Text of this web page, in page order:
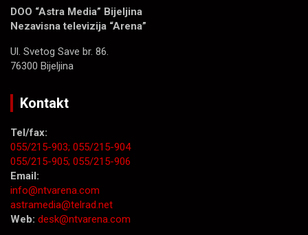
DOO “Astra Media” Bijeljina
Nezavisna televizija “Arena”
Ul. Svetog Save br. 86.
76300 Bijeljina
Kontakt
Tel/fax:
055/215-903; 055/215-904
055/215-905; 055/215-906
Email:
info@ntvarena.com
astramedia@telrad.net
Web: desk@ntvarena.com